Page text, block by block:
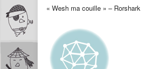
« Wesh ma couille » – Rorshark